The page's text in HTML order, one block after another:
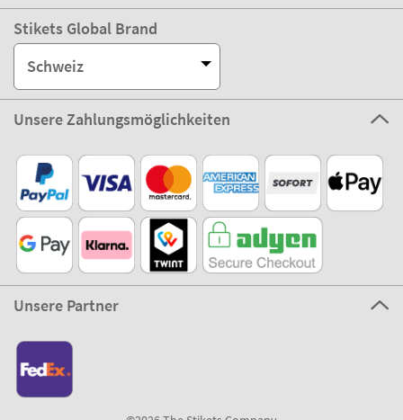
Stikets Global Brand
Schweiz
Unsere Zahlungsmöglichkeiten
Unsere Partner